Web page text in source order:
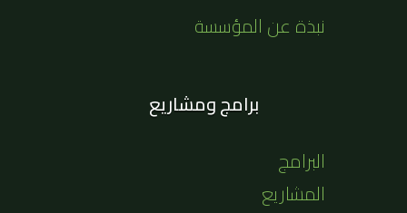
نبذة عن المؤسسة
برامج ومشاريع
البرامج
المشاريع